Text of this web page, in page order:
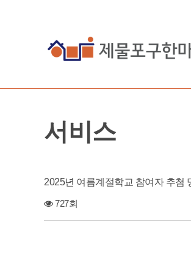
서비스
2025년 여름계절학교 참여자 추첨
727회